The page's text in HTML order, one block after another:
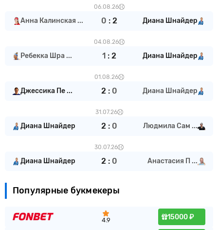
06.08.26
Анна Калинская ... 0 : 2 Диана Шнайдер
04.08.26
Ребекка Шра ... 1: 2 Диана Шнайдер
01.08.26
Джессика Пе ... 2 : 0 Диана Шнайдер
31.07.26
Диана Шнайдер 2 : 0 Людмила Сам ...
30.07.26
Диана Шнайдер 2 : 0 Анастасия П ...
Популярные букмекеры
4.9 15000 ₽